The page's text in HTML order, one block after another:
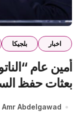
اخبار بلجيكا
أمين عام
بعثات حفظ
Amr Abdelgawad